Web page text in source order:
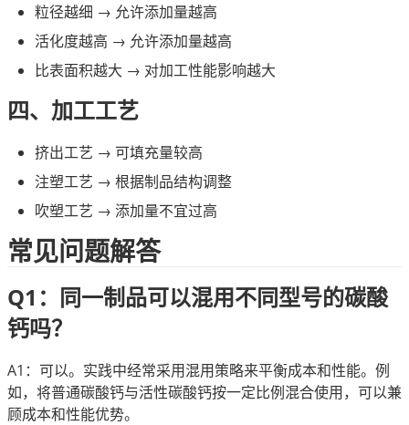
粒径越细 → 允许添加量越高
活化度越高 → 允许添加量越高
比表面积越大 → 对加工性能影响越大
四、加工工艺
挤出工艺 → 可填充量较高
注塑工艺 → 根据制品结构调整
吹塑工艺 → 添加量不宜过高
常见问题解答
Q1：同一制品可以混用不同型号的碳酸
钙吗？
A1：可以。实践中经常采用混用策略来平衡成本和性能。例
如，将普通碳酸钙与活性碳酸钙按一定比例混合使用，可以兼
顾成本和性能优势。